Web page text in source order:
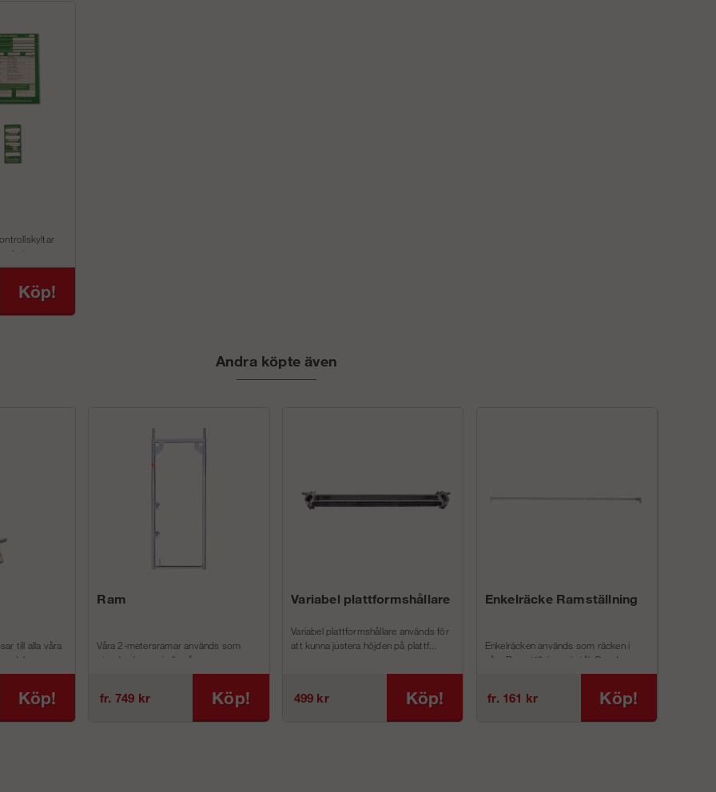
nya
...
Köp!
Andra köpte även
till alla våra
oc...
Köp!
Ram
Våra 2-metersramar används som
standardramar i alla våra
fr. 749 kr Köp!
Variabel plattformshållare
Variabel plattformshållare används för
att kunna justera höjden på plattf...
499 kr Köp!
Enkelräcke Ramställning
Enkelräcken används som räcken i
våra Ramställningar i stål. Om du...
fr. 161 kr Köp!